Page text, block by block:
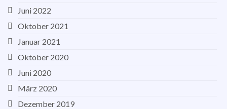
Juni 2022
Oktober 2021
Januar 2021
Oktober 2020
Juni 2020
März 2020
Dezember 2019